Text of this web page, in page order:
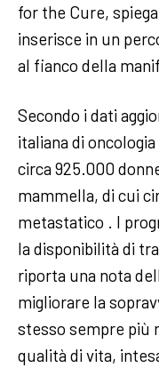
for the Cure,
inserisce in un
al fianco della
Secondo i dati
italiana di
circa 925.000
mammella, di cui
metastatico . I
la disponibilità di
riporta una nota
migliorare la
stesso sempre più
qualità di vita,